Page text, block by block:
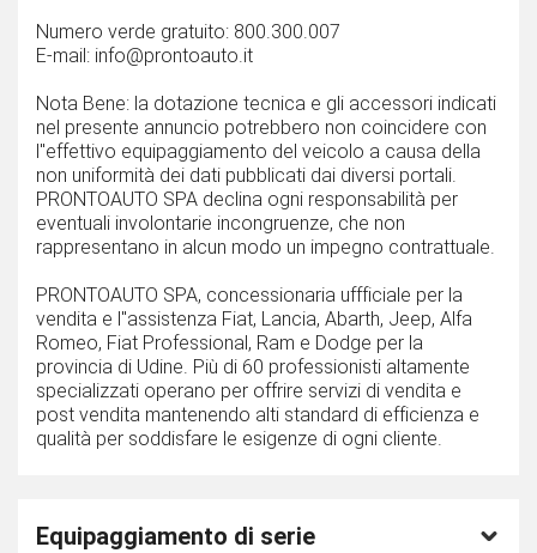
Numero verde gratuito: 800.300.007
E-mail: info@prontoauto.it
Nota Bene: la dotazione tecnica e gli accessori indicati
nel presente annuncio potrebbero non coincidere con
l''effettivo equipaggiamento del veicolo a causa della
non uniformità dei dati pubblicati dai diversi portali.
PRONTOAUTO SPA declina ogni responsabilità per
eventuali involontarie incongruenze, che non
rappresentano in alcun modo un impegno contrattuale.
PRONTOAUTO SPA, concessionaria uffficiale per la
vendita e l''assistenza Fiat, Lancia, Abarth, Jeep, Alfa
Romeo, Fiat Professional, Ram e Dodge per la
provincia di Udine. Più di 60 professionisti altamente
specializzati operano per offrire servizi di vendita e
post vendita mantenendo alti standard di efficienza e
qualità per soddisfare le esigenze di ogni cliente.
Equipaggiamento di serie